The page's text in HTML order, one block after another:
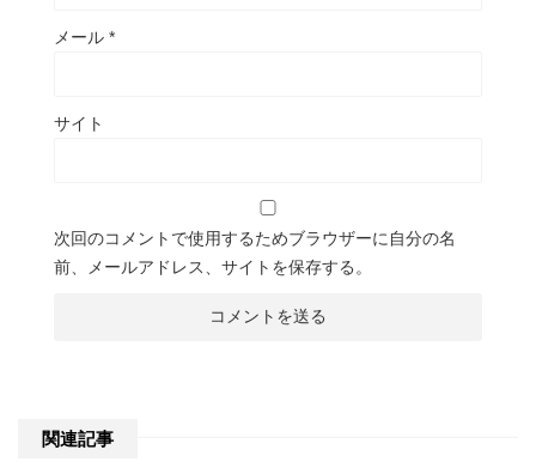
メール *
サイト
次回のコメントで使用するためブラウザーに自分の名
前、メールアドレス、サイトを保存する。
関連記事